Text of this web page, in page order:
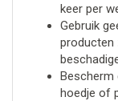
keer per
Gebruik
producten
Bescherm
hoedje of